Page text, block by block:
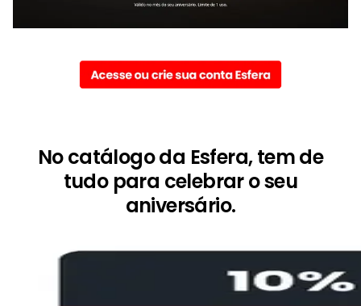
No catálogo da Esfera, tem de
tudo para celebrar o seu
aniversário.